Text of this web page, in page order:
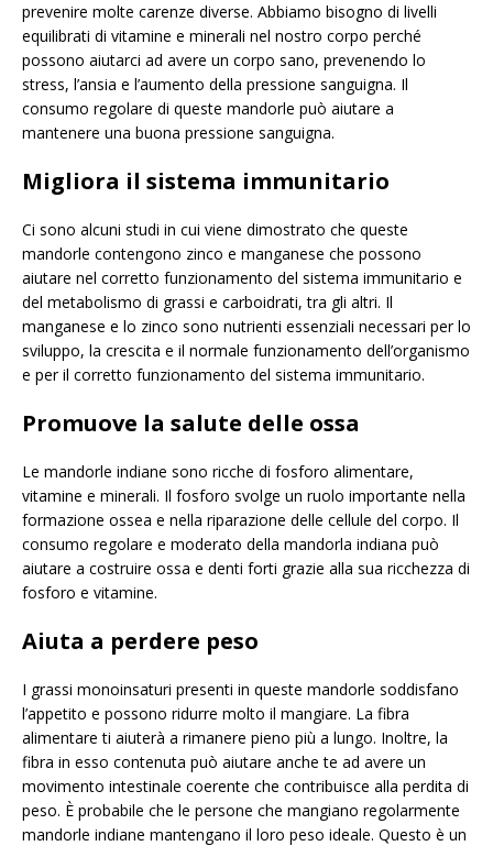
prevenire molte carenze diverse. Abbiamo bisogno di livelli
equilibrati di vitamine e minerali nel nostro corpo perché
possono aiutarci ad avere un corpo sano, prevenendo lo
stress, l’ansia e l’aumento della pressione sanguigna. Il
consumo regolare di queste mandorle può aiutare a
mantenere una buona pressione sanguigna.
Migliora il sistema immunitario
Ci sono alcuni studi in cui viene dimostrato che queste
mandorle contengono zinco e manganese che possono
aiutare nel corretto funzionamento del sistema immunitario e
del metabolismo di grassi e carboidrati, tra gli altri. Il
manganese e lo zinco sono nutrienti essenziali necessari per lo
sviluppo, la crescita e il normale funzionamento dell’organismo
e per il corretto funzionamento del sistema immunitario.
Promuove la salute delle ossa
Le mandorle indiane sono ricche di fosforo alimentare,
vitamine e minerali. Il fosforo svolge un ruolo importante nella
formazione ossea e nella riparazione delle cellule del corpo. Il
consumo regolare e moderato della mandorla indiana può
aiutare a costruire ossa e denti forti grazie alla sua ricchezza di
fosforo e vitamine.
Aiuta a perdere peso
I grassi monoinsaturi presenti in queste mandorle soddisfano
l’appetito e possono ridurre molto il mangiare. La fibra
alimentare ti aiuterà a rimanere pieno più a lungo. Inoltre, la
fibra in esso contenuta può aiutare anche te ad avere un
movimento intestinale coerente che contribuisce alla perdita di
peso. È probabile che le persone che mangiano regolarmente
mandorle indiane mantengano il loro peso ideale. Questo è un